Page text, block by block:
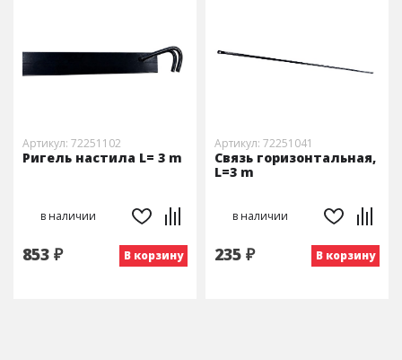
Артикул: 72251102
Ригель настила L= 3 m
в наличии
853 ₽ В корзину
Артикул: 72251041
Связь горизонтальная,
L=3 m
в наличии
235 ₽ В корзину